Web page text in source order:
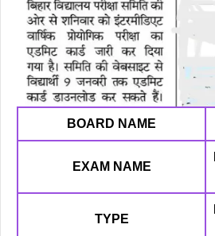
BOARD NAME
EXAM NAME
TYPE